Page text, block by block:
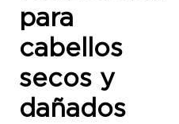
para
cabellos
secos y
dañados